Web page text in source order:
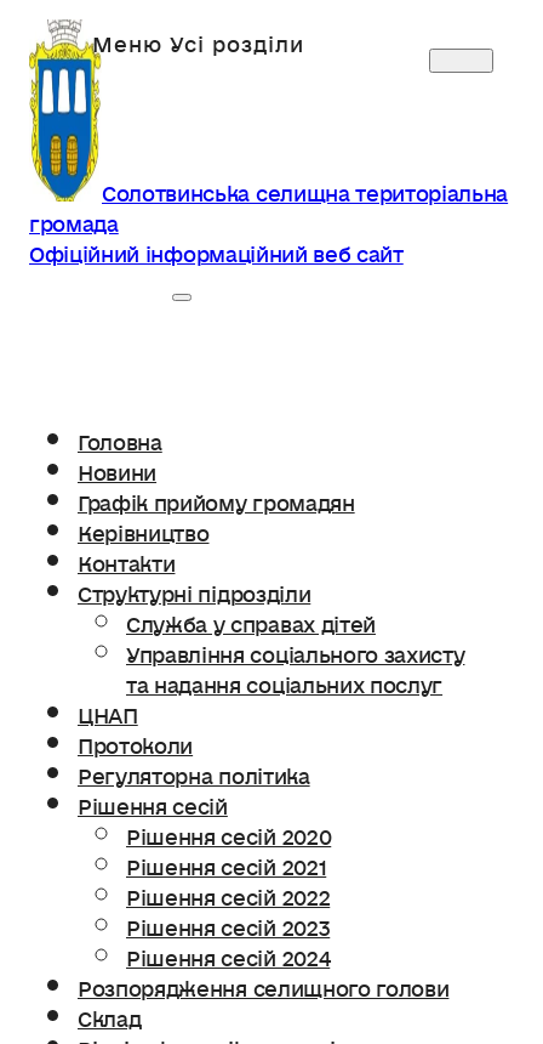
Солотвинська селищна територіальна
громада
Офіційний інформаційний веб сайт
Головна
Новини
Графік прийому громадян
Керівництво
Контакти
Структурні підрозділи
Служба у справах дітей
Управління соціального захисту
та надання соціальних послуг
ЦНАП
Протоколи
Регуляторна політика
Рішення сесій
Рішення сесій 2020
Рішення сесій 2021
Рішення сесій 2022
Рішення сесій 2023
Рішення сесій 2024
Розпорядження селищного голови
Склад